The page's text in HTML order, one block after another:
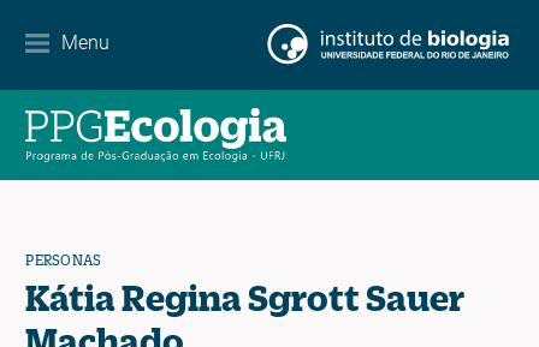
Menu
Noticias
EN ES
PERSONAS
Kátia Regina Sgrott Sauer